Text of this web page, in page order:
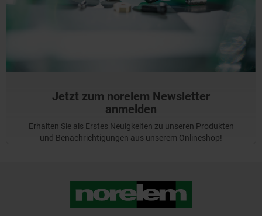
Jetzt zum norelem Newsletter
anmelden
Erhalten Sie als Erstes Neuigkeiten zu unseren Produkten
und Benachrichtigungen aus unserem Onlineshop!